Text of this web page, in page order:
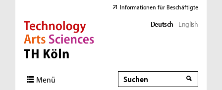
Direkt zur Hauptnavigation
Direkt zur Subnavigation
Direkt zum Inhalt
Direkt zum Fußbereich
Informationen für Beschäftigte
Deutsch English
Menü Suche
Suche